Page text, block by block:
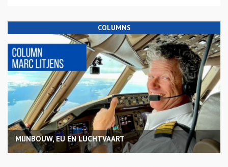
COLUMNS
MIJNBOUW, EU EN LUCHTVAART